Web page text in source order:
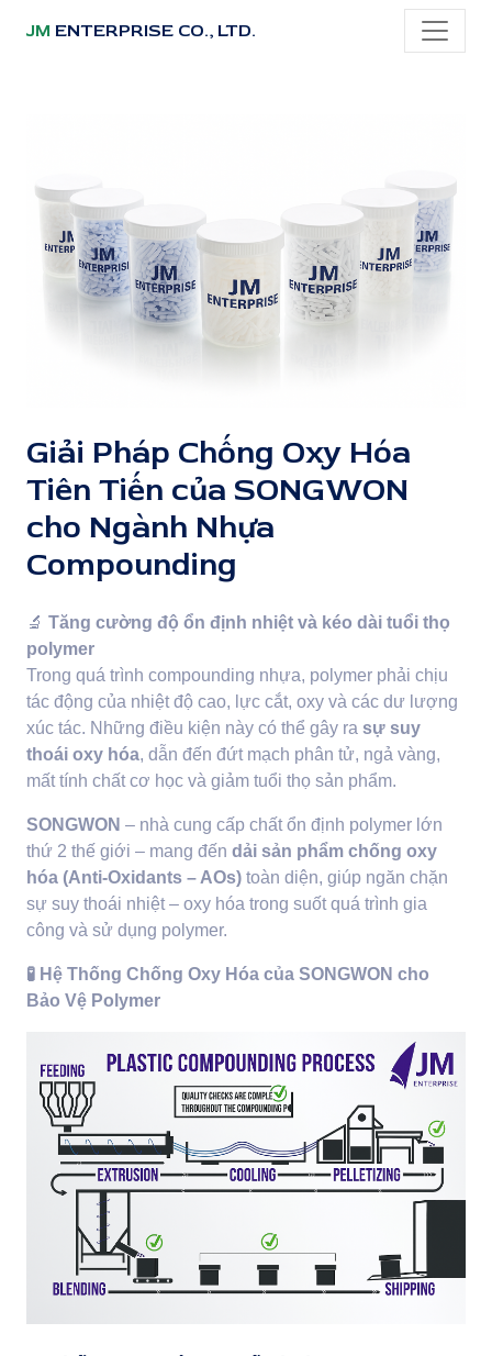
JM ENTERPRISE CO., LTD.
Giải Pháp Chống Oxy Hóa
Tiên Tiến của SONGWON
cho Ngành Nhựa
Compounding
🔬 Tăng cường độ ổn định nhiệt và kéo dài tuổi thọ
polymer
Trong quá trình compounding nhựa, polymer phải chịu
tác động của nhiệt độ cao, lực cắt, oxy và các dư lượng
xúc tác. Những điều kiện này có thể gây ra sự suy
thoái oxy hóa, dẫn đến đứt mạch phân tử, ngả vàng,
mất tính chất cơ học và giảm tuổi thọ sản phẩm.
SONGWON – nhà cung cấp chất ổn định polymer lớn
thứ 2 thế giới – mang đến dải sản phẩm chống oxy
hóa (Anti-Oxidants – AOs) toàn diện, giúp ngăn chặn
sự suy thoái nhiệt – oxy hóa trong suốt quá trình gia
công và sử dụng polymer.
🧪 Hệ Thống Chống Oxy Hóa của SONGWON cho
Bảo Vệ Polymer